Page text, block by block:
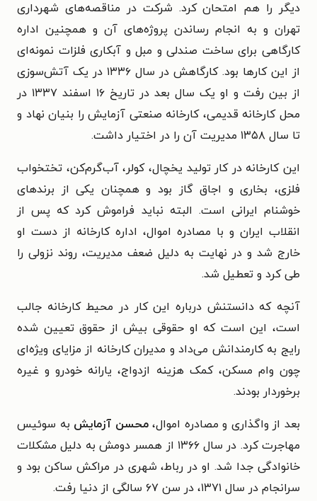
دیگر را هم امتحان کرد. شرکت در مناقصه‌های شهرداری
تهران و به انجام رساندن پروژه‌های آن و همچنین اداره
کارگاهی برای ساخت صندلی و مبل و آبکاری فلزات نمونه‌ای
از این کارها بود. کارگاهش در سال ۱۳۳۶ در یک آتش‌سوزی
از بین رفت و او یک سال بعد در تاریخ ۱۶ اسفند ۱۳۳۷ در
محل کارخانه قدیمی، کارخانه صنعتی آزمایش را بنیان نهاد و
تا سال ۱۳۵۸ مدیریت آن را در اختیار داشت.
این کارخانه در کار تولید یخچال، کولر، آب‌گرم‌کن، تختخواب
فلزی، بخاری و اجاق گاز بود و همچنان یکی از برندهای
خوشنام ایرانی است. البته نباید فراموش کرد که پس از
انقلاب ایران و با مصادره اموال، اداره کارخانه از دست او
خارج شد و در نهایت به دلیل ضعف مدیریت، روند نزولی را
طی کرد و تعطیل شد.
آنچه که دانستنش درباره این کار در محیط کارخانه جالب
است، این است که او حقوقی بیش از حقوق تعیین شده
رایج به کارمندانش می‌داد و مدیران کارخانه از مزایای ویژه‌ای
چون وام مسکن، کمک هزینه ازدواج، یارانه خودرو و غیره
برخوردار بودند.
بعد از واگذاری و مصادره اموال،محسن آزمایش به سوئیس
مهاجرت کرد. در سال ۱۳۶۶ از همسر دومش به دلیل مشکلات
خانوادگی جدا شد. او در رباط، شهری در مراکش ساکن بود و
سرانجام در سال ۱۳۷۱، در سن ۶۷ سالگی از دنیا رفت.